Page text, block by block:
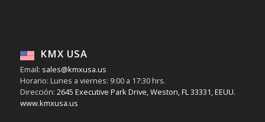
KMX USA
Email: sales@kmxusa.us
Horario: Lunes a viernes: 9:00 a 17:30 hrs.
Dirección: 2645 Executive Park Drive, Weston, FL 33331, EEUU.
www.kmxusa.us